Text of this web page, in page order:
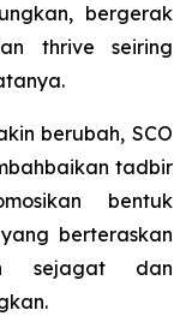
bergerak
thrive seiring
berubah, SCO
tadbir
bentuk
berteraskan
sejagat dan